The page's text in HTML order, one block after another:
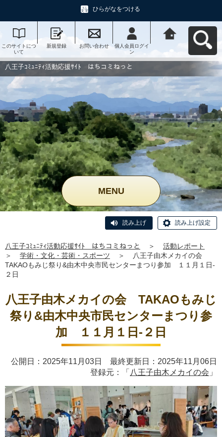
ひらがなをつける
このサイトにつ
いて
新規登録 お問い合わせ
個人会員ログイ
ン
動応援ｻｲﾄ はち
コミねっとへ戻
八王子ｺﾐｭﾆﾃｨ活動応援ｻｲﾄ はちコミねっと
MENU
読み上げ 読み上げ設定
八王子ｺﾐｭﾆﾃｨ活動応援ｻｲﾄ はちコミねっと ＞
活動レポート
＞
学術・文化・芸術・スポーツ ＞
八王子由木メカイの会
TAKAOもみじ祭り&由木中央市民センターまつり参加 １１月１日-
２日
八王子由木メカイの会 TAKAOもみじ
祭り&由木中央市民センターまつり参
加 １１月１日-２日
公開日：2025年11月03日 最終更新日：2025年11月06日
登録元：「 八王子由木メカイの会 」